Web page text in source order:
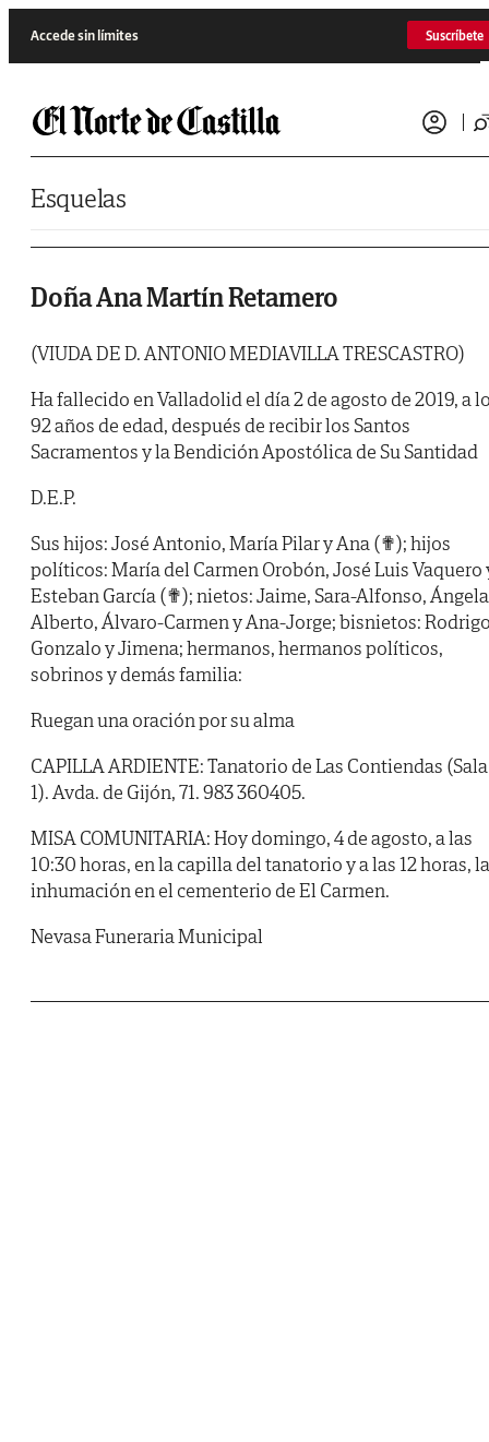
Accede sin límites Suscríbete
Esquelas
Doña Ana Martín Retamero
(VIUDA DE D. ANTONIO MEDIAVILLA TRESCASTRO)
Ha fallecido en Valladolid el día 2 de agosto de 2019, a
92 años de edad, después de recibir los Santos
Sacramentos y la Bendición Apostólica de Su Santidad
D.E.P.
Sus hijos: José Antonio, María Pilar y Ana (✟); hijos
políticos: María del Carmen Orobón, José Luis Vaquero
Esteban García (✟); nietos: Jaime, Sara-Alfonso,
Alberto, Álvaro-Carmen y Ana-Jorge; bisnietos:
Gonzalo y Jimena; hermanos, hermanos políticos,
sobrinos y demás familia:
Ruegan una oración por su alma
CAPILLA ARDIENTE: Tanatorio de Las Contiendas (Sala
1). Avda. de Gijón, 71. 983 360405.
MISA COMUNITARIA: Hoy domingo, 4 de agosto, a las
10:30 horas, en la capilla del tanatorio y a las 12 horas, la
inhumación en el cementerio de El Carmen.
Nevasa Funeraria Municipal